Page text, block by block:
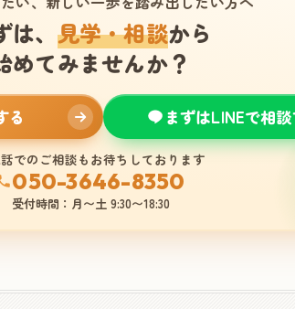
は、 見学・相談から
めてみませんか？
る まずはLINEで相
でのご相談もお待ちしております
050-3646-8350
受付時間：月〜土 9:30〜18:30